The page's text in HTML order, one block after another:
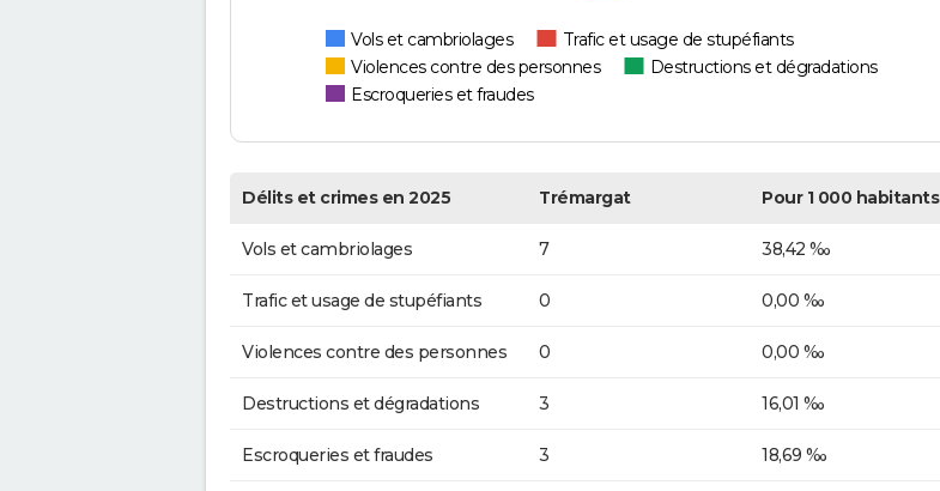
Vols et cambriolages
Trafic et usage de stupéfiants
Violences contre des personnes
Destructions et dégradations
Escroqueries et fraudes
Délits et crimes en 2025 Trémargat Pour 1 000 habitants
Vols et cambriolages 7 38,42 ‰
Trafic et usage de stupéfiants 0 0,00 ‰
Violences contre des personnes 0 0,00 ‰
Destructions et dégradations 3 16,01 ‰
Escroqueries et fraudes 3 18,69 ‰